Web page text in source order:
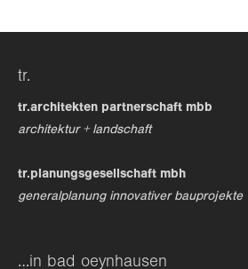
tr.
tr.architekten partnerschaft mbb
architektur + landschaft
tr.planungsgesellschaft mbh
generalplanung innovativer bauprojekte
…in bad oeynhausen